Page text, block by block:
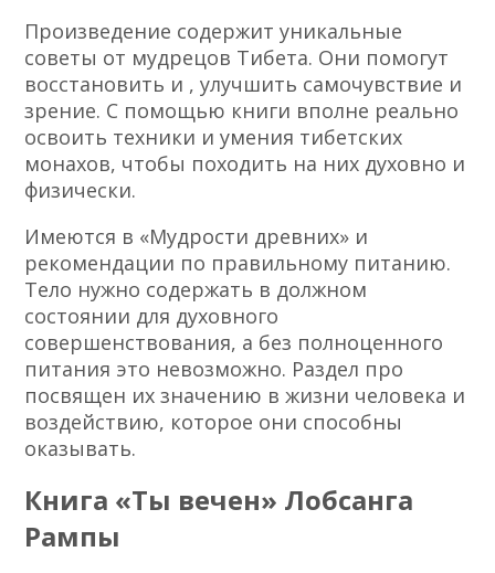
Произведение содержит уникальные
советы от мудрецов Тибета. Они помогут
восстановить и , улучшить самочувствие и
зрение. С помощью книги вполне реально
освоить техники и умения тибетских
монахов, чтобы походить на них духовно и
физически.
Имеются в «Мудрости древних» и
рекомендации по правильному питанию.
Тело нужно содержать в должном
состоянии для духовного
совершенствования, а без полноценного
питания это невозможно. Раздел про
посвящен их значению в жизни человека и
воздействию, которое они способны
оказывать.
Книга «Ты вечен» Лобсанга
Рампы